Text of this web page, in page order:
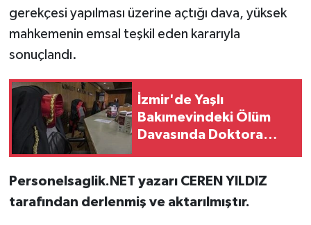
gerekçesi yapılması üzerine açtığı dava, yüksek
mahkemenin emsal teşkil eden kararıyla
sonuçlandı.
İzmir'de Yaşlı
Bakımevindeki Ölüm
Davasında Doktora
Personelsaglik.NET yazarı CEREN YILDIZ
tarafından derlenmiş ve aktarılmıştır.